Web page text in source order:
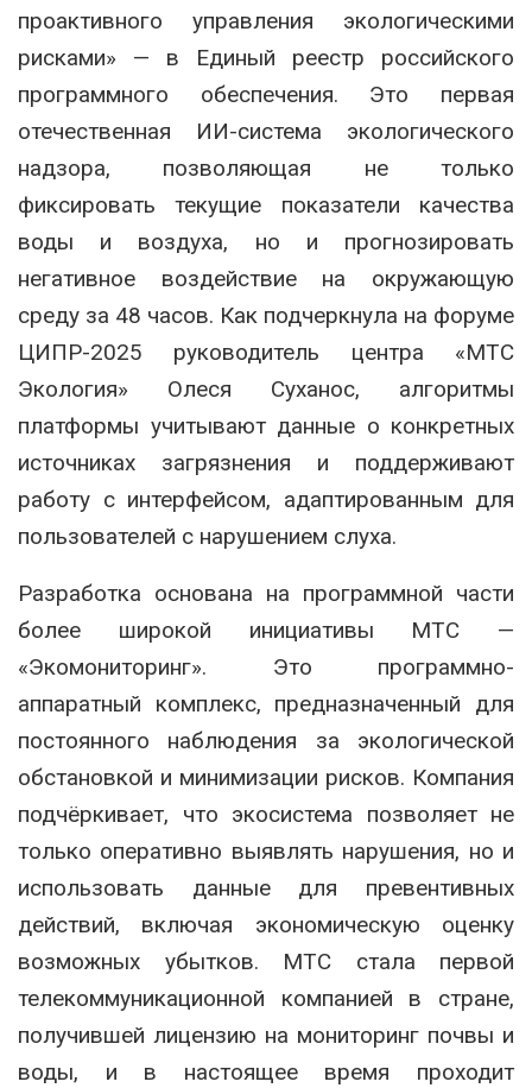
проактивного управления экологическими
рисками» — в Единый реестр российского
программного обеспечения. Это первая
отечественная ИИ-система экологического
надзора, позволяющая не только
фиксировать текущие показатели качества
воды и воздуха, но и прогнозировать
негативное воздействие на окружающую
среду за 48 часов. Как подчеркнула на форуме
ЦИПР-2025 руководитель центра «МТС
Экология» Олеся Суханос, алгоритмы
платформы учитывают данные о конкретных
источниках загрязнения и поддерживают
работу с интерфейсом, адаптированным для
пользователей с нарушением слуха.
Разработка основана на программной части
более широкой инициативы МТС —
«Экомониторинг». Это программно-
аппаратный комплекс, предназначенный для
постоянного наблюдения за экологической
обстановкой и минимизации рисков. Компания
подчёркивает, что экосистема позволяет не
только оперативно выявлять нарушения, но и
использовать данные для превентивных
действий, включая экономическую оценку
возможных убытков. МТС стала первой
телекоммуникационной компанией в стране,
получившей лицензию на мониторинг почвы и
воды, и в настоящее время проходит